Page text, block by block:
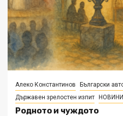
Алеко Константинов Български
Държавен зрелостен изпит
НОВИНИ
Родното и чуждото